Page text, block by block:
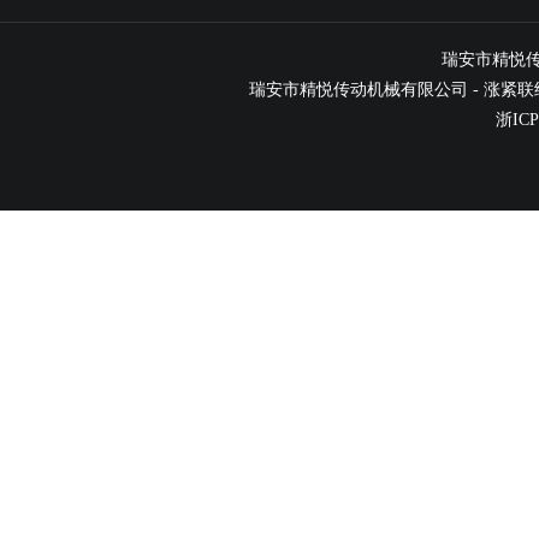
瑞安市精悦
瑞安市精悦传动机械有限公司 - 涨紧联
浙